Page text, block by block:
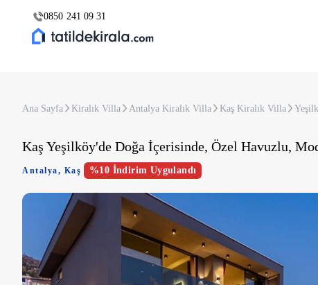
0850 241 09 31
Ana Sayfa Kiralık Villa Antalya Kiralık Villa Kaş Kiralık Villa
Kaş Yeşilköy'de Doğa İçerisinde, Özel Havuzlu,
Antalya, Kaş %10 İndirim Uygulandı